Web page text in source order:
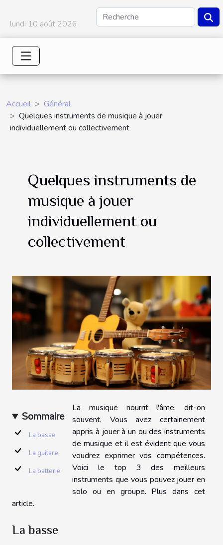
lundi 10 août 2026
Accueil
Général
Quelques instruments de musique à jouer
individuellement ou collectivement
Quelques instruments de
musique à jouer
individuellement ou
collectivement
Sommaire
La basse
La guitare
La batterie
La musique nourrit l'âme, dit-on
souvent. Vous avez certainement
appris à jouer à un ou des instruments
de musique et il est évident que vous
voudrez exprimer vos compétences.
Voici le top 3 des meilleurs
instruments que vous pouvez jouer en
solo ou en groupe. Plus dans cet
article.
La basse